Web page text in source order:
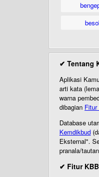
✔ Tentang
Aplikasi
arti kata
warna
dibagian
Database
Kemdikbud
Eksternal".
pranala/
✔ Fitur